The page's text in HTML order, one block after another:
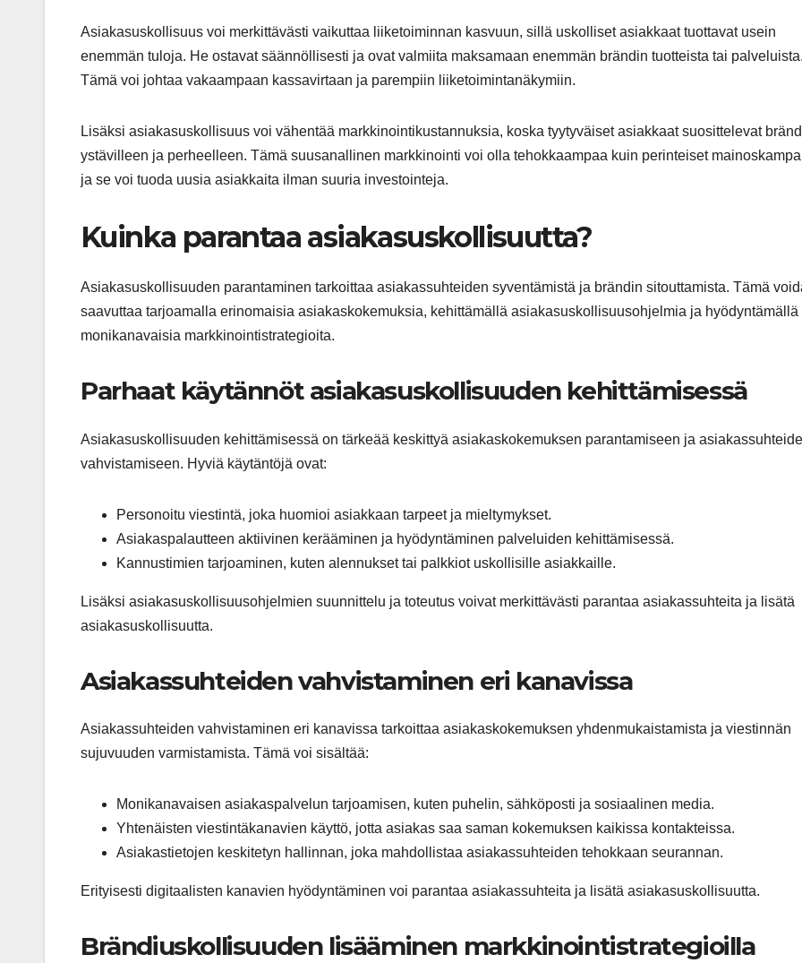
Asiakasuskollisuus voi merkittävästi vaikuttaa liiketoiminnan kasvuun, sillä uskolliset asiakkaat tuottavat usein
enemmän tuloja. He ostavat säännöllisesti ja ovat valmiita maksamaan enemmän brändin tuotteista tai
Tämä voi johtaa vakaampaan kassavirtaan ja parempiin liiketoimintanäkymiin.
Lisäksi asiakasuskollisuus voi vähentää markkinointikustannuksia, koska tyytyväiset asiakkaat suosittelevat
ystävilleen ja perheelleen. Tämä suusanallinen markkinointi voi olla tehokkaampaa kuin perinteiset
ja se voi tuoda uusia asiakkaita ilman suuria investointeja.
Kuinka parantaa asiakasuskollisuutta?
Asiakasuskollisuuden parantaminen tarkoittaa asiakassuhteiden syventämistä ja brändin sitouttamista. Tämä
saavuttaa tarjoamalla erinomaisia asiakaskokemuksia, kehittämällä asiakasuskollisuusohjelmia ja hyödyntämällä
monikanavaisia markkinointistrategioita.
Parhaat käytännöt asiakasuskollisuuden kehittämisessä
Asiakasuskollisuuden kehittämisessä on tärkeää keskittyä asiakaskokemuksen parantamiseen ja
vahvistamiseen. Hyviä käytäntöjä ovat:
Personoitu viestintä, joka huomioi asiakkaan tarpeet ja mieltymykset.
Asiakaspalautteen aktiivinen kerääminen ja hyödyntäminen palveluiden kehittämisessä.
Kannustimien tarjoaminen, kuten alennukset tai palkkiot uskollisille asiakkaille.
Lisäksi asiakasuskollisuusohjelmien suunnittelu ja toteutus voivat merkittävästi parantaa asiakassuhteita ja lisätä
asiakasuskollisuutta.
Asiakassuhteiden vahvistaminen eri kanavissa
Asiakassuhteiden vahvistaminen eri kanavissa tarkoittaa asiakaskokemuksen yhdenmukaistamista ja viestinnän
sujuvuuden varmistamista. Tämä voi sisältää:
Monikanavaisen asiakaspalvelun tarjoamisen, kuten puhelin, sähköposti ja sosiaalinen media.
Yhtenäisten viestintäkanavien käyttö, jotta asiakas saa saman kokemuksen kaikissa kontakteissa.
Asiakastietojen keskitetyn hallinnan, joka mahdollistaa asiakassuhteiden tehokkaan seurannan.
Erityisesti digitaalisten kanavien hyödyntäminen voi parantaa asiakassuhteita ja lisätä asiakasuskollisuutta.
Brändiuskollisuuden lisääminen markkinointistrategioilla